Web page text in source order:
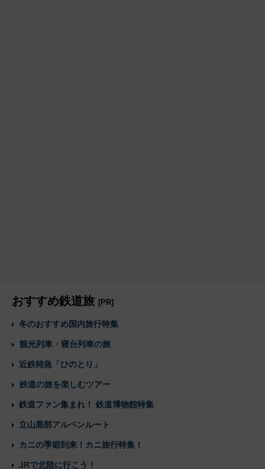
おすすめ鉄道旅 [PR]
冬のおすすめ国内旅行特集
観光列車・寝台列車の旅
近鉄特急「ひのとり」
鉄道の旅を楽しむツアー
鉄道ファン集まれ！ 鉄道博物館特集
立山黒部アルペンルート
カニの季節到来！カニ旅行特集！
JRで北陸に行こう！